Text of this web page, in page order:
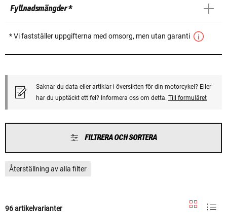
Fyllnadsmängder *
* Vi fastställer uppgifterna med omsorg, men utan garanti
Saknar du data eller artiklar i översikten för din motorcykel? Eller
har du upptäckt ett fel? Informera oss om detta. Till formuläret
FILTRERA OCH SORTERA
Återställning av alla filter
96 artikelvarianter